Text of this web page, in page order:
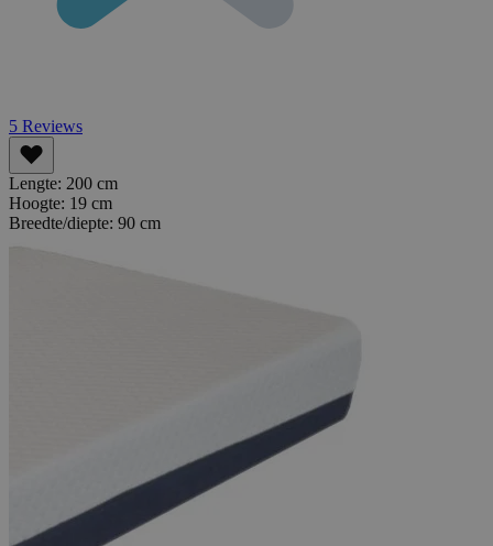
5 Reviews
Lengte: 200 cm
Hoogte: 19 cm
Breedte/diepte: 90 cm